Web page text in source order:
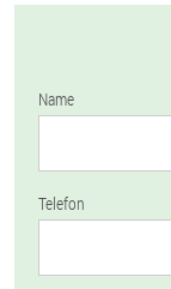
Name
Telefon